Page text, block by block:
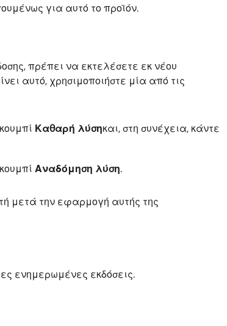
για αυτό το προϊόν.
πρέπει να εκτελέσετε εκ νέου
αυτό, χρησιμοποιήστε μία από τις
Καθαρή λύσηκαι, στη συνέχεια, κάντε
Αναδόμηση λύση.
μετά την εφαρμογή αυτής της
ενημερωμένες εκδόσεις.